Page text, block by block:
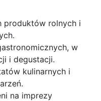
produktów rolnych i
w
i degustacji.
kulinarnych i
na imprezy